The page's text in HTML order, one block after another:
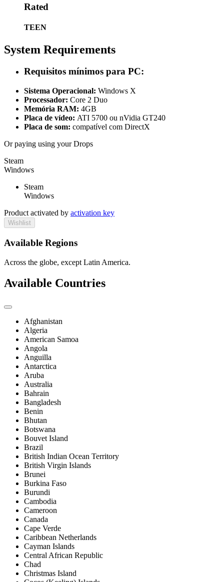
Rated
TEEN
System Requirements
Requisitos mínimos para PC:
Sistema Operacional: Windows X
Processador: Core 2 Duo
Memória RAM: 4GB
Placa de vídeo: ATI 5700 ou nVidia GT240
Placa de som: compatível com DirectX
Or paying using your Drops
Steam
Windows
Steam
Windows
Product activated by activation key
Wishlist
Available Regions
Across the globe, except Latin America.
Available Countries
Afghanistan
Algeria
American Samoa
Angola
Anguilla
Antarctica
Aruba
Australia
Bahrain
Bangladesh
Benin
Bhutan
Botswana
Bouvet Island
Brazil
British Indian Ocean Territory
British Virgin Islands
Brunei
Burkina Faso
Burundi
Cambodia
Cameroon
Canada
Cape Verde
Caribbean Netherlands
Cayman Islands
Central African Republic
Chad
Christmas Island